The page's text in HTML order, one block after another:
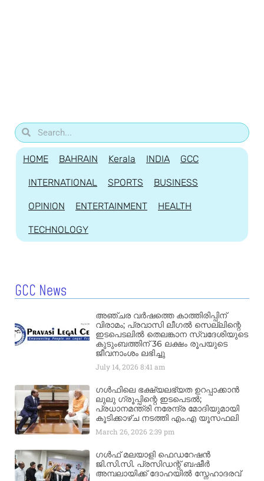
HOME BAHRAIN Kerala INDIA GCC
INTERNATIONAL SPORTS BUSINESS
OPINION ENTERTAINMENT HEALTH
TECHNOLOGY
GCC News
അഞ്ചര വർഷത്തെ കാത്തിരിപ്പിന്
വിരാമം; പ്രവാസി ലീഗൽ സെല്ലിന്റെ
ഇടപെടലിൽ തെലങ്കാന സ്വദേശിയുടെ
കുടുംബത്തിന് 36 ലക്ഷം രൂപയുടെ
ജീവനാംശം ലഭിച്ചു
July 14, 20268:41 am
ഗൾഫിലെ ഭക്ഷ്യലഭ്യത ഉറപ്പാക്കാൻ
ലുലു ഗ്രൂപ്പിന്റെ ഇടപെടൽ;
പ്രധാനമന്ത്രി നരേന്ദ്ര മോദിയുമായി
കൂടിക്കാഴ്ച നടത്തി എം.എ യൂസഫലി
March 26, 20262:39 pm
ഗൾഫ് മലയാളി ഫെഡറേഷൻ
ജി.സി.സി. പ്രസിഡന്റ് ബഷീർ
അമ്പലായിക്ക് ദോഹയിൽ സ്നേഹാദരവ്